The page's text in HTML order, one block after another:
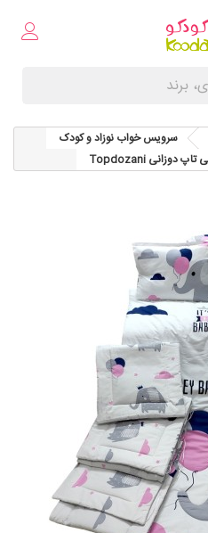
سرویس خواب نوزاد و کودک